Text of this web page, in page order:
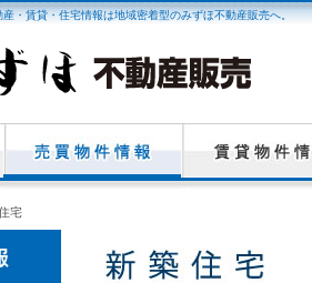
・賃貸・住宅情報は地域密着型のみずほ不動産販売へ。
宅